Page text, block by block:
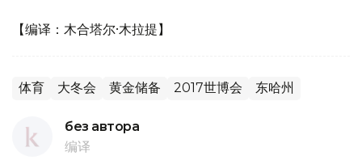
【编译：木合塔尔·木拉提】
体育 大冬会 黄金储备 2017世博会 东哈州
без автора
编译